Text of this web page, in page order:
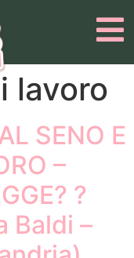
lavoro
SENO E
–
?
Baldi –